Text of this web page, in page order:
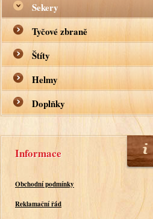
Sekery
Tyčové zbraně
Štíty
Helmy
Doplňky
Informace
Obchodní podmínky
Reklamační řád